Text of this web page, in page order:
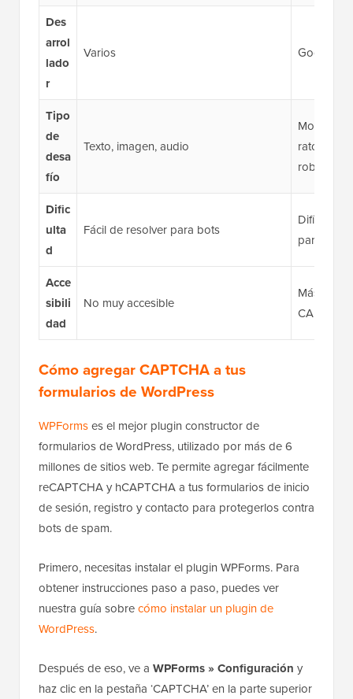
Des
arrol
lado
r
Varios Google
Tipo
de
desa
fío
Texto, imagen, audio
ratón,
robot’,
Dific
ulta
d
Fácil de resolver para bots
Difícil de
para bots
Acce
sibili
dad
No muy accesible
Más
CAPTCHA
Cómo agregar CAPTCHA a tus
formularios de WordPress
WPFormses el mejor plugin constructor de
formularios de WordPress, utilizado por más de 6
millones de sitios web. Te permite agregar fácilmente
reCAPTCHA y hCAPTCHA a tus formularios de inicio
de sesión, registro y contacto para protegerlos contra
bots de spam.
Primero, necesitas instalar el plugin WPForms. Para
obtener instrucciones paso a paso, puedes ver
nuestra guía sobrecómo instalar un plugin de
WordPress.
Después de eso, ve a WPForms » Configuración y
haz clic en la pestaña ‘CAPTCHA’ en la parte superior